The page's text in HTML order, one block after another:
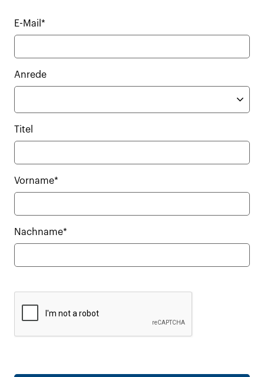
E-Mail*
Anrede
Titel
Vorname*
Nachname*